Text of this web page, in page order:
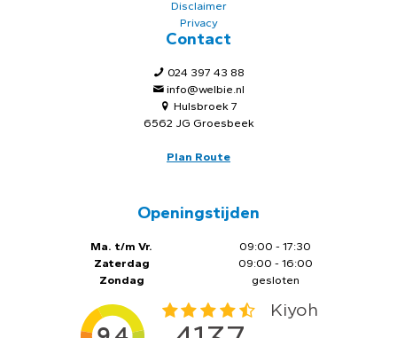
Disclaimer
Privacy
Contact
024 397 43 88
info@welbie.nl
Hulsbroek 7
6562 JG Groesbeek
Plan Route
Openingstijden
Ma. t/m Vr.
Zaterdag
Zondag
09:00 - 17:30
09:00 - 16:00
gesloten